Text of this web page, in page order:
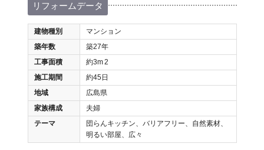
リフォームデータ
建物種別
マンション
築年数
築27年
工事面積
約3m2
施工期間
約45日
地域
広島県
家族構成
夫婦
テーマ
団らんキッチン、バリアフリー、自然素材、
明るい部屋、広々